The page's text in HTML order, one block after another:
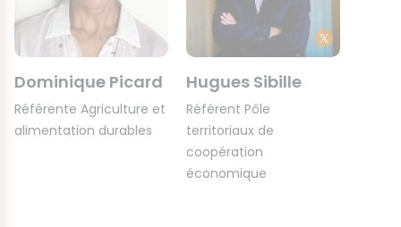
Dominique Picard
Référente Agriculture et
alimentation durables
Hugues Sibille
Référent Pôle
territoriaux de
coopération
économique